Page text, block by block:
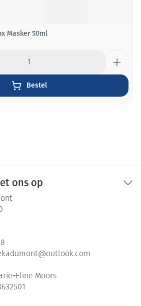
Masker 50ml
Bestel
ons op
outlook.com
Eline Moors